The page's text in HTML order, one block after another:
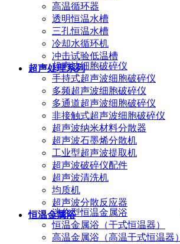
高温循环器
透明恒温水槽
三孔恒温水槽
冷却水循环机
冲击试验低温槽
超声处理系列
超声波细胞破碎仪
手持式超声波细胞破碎仪
多频超声波细胞破碎仪
多通道超声波细胞破碎仪
非接触式超声波细胞破碎仪
超声波纳米材料分散器
超声波石墨烯分散机
工业型超声波提取机
超声波破碎仪配件
超声波清洗机
均质机
超声波分散反应器
恒温金属浴迷你型恒温金属浴
恒温金属浴（干式恒温器）
高温金属浴（高温干式恒温器）